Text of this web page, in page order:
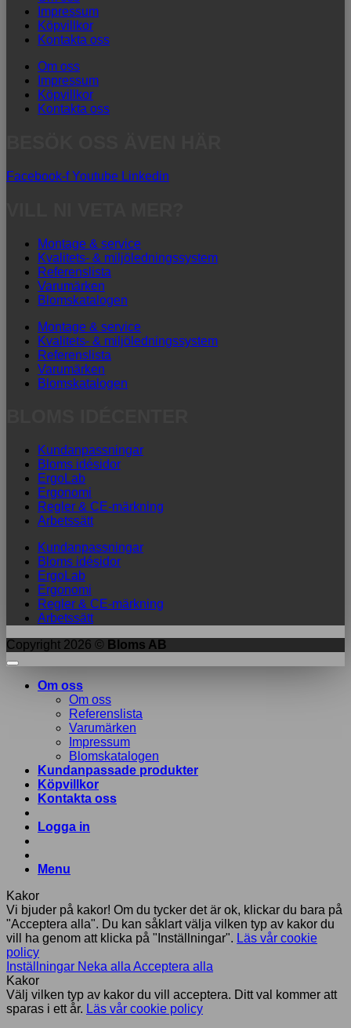
Impressum
Köpvillkor
Kontakta oss
Om oss
Impressum
Köpvillkor
Kontakta oss
Facebook-f Youtube Linkedin
Montage & service
Kvalitets- & miljöledningssystem
Referenslista
Varumärken
Blomskatalogen
Montage & service
Kvalitets- & miljöledningssystem
Referenslista
Varumärken
Blomskatalogen
Kundanpassningar
Bloms idésidor
ErgoLab
Ergonomi
Regler & CE-märkning
Arbetssätt
Kundanpassningar
Bloms idésidor
ErgoLab
Ergonomi
Regler & CE-märkning
Arbetssätt
Copyright 2026 © Bloms AB
Om oss
Om oss
Referenslista
Varumärken
Impressum
Blomskatalogen
Kundanpassade produkter
Köpvillkor
Kontakta oss
Logga in
Menu
Kakor
Vi bjuder på kakor! Om du tycker det är ok, klickar du bara på
"Acceptera alla". Du kan såklart välja vilken typ av kakor du
vill ha genom att klicka på "Inställningar". Läs vår cookie
policy
Inställningar Neka alla Acceptera alla
Kakor
Välj vilken typ av kakor du vill acceptera. Ditt val kommer att
sparas i ett år. Läs vår cookie policy